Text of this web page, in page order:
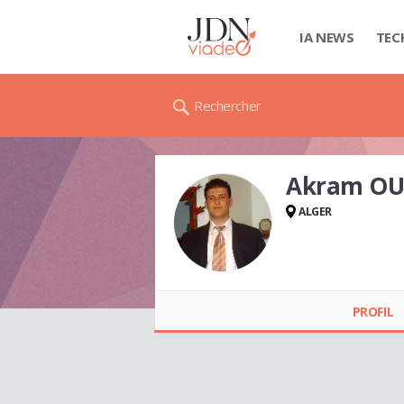
IA NEWS
Rechercher
Akram
ALGER
PROFIL